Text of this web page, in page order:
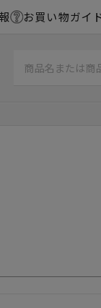
お買い物ガイ